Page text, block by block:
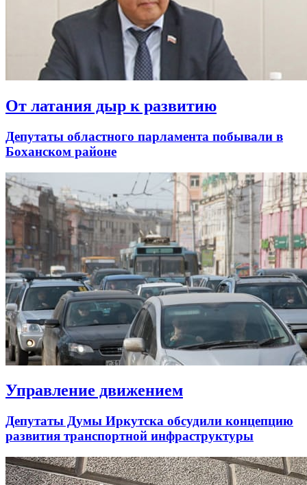
От латания дыр к развитию
Депутаты областного парламента побывали в
Боханском районе
Управление движением
Депутаты Думы Иркутска обсудили концепцию
развития транспортной инфраструктуры